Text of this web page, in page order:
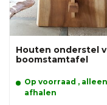
Houten onderstel
boomstamtafel
Op voorraad , alleen
afhalen